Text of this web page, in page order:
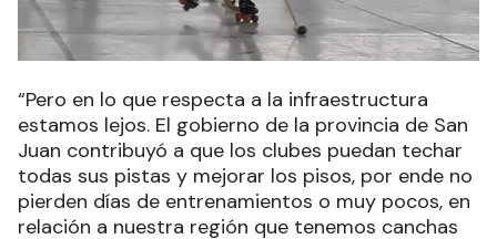
“Pero en lo que respecta a la infraestructura
estamos lejos. El gobierno de la provincia de San
Juan contribuyó a que los clubes puedan techar
todas sus pistas y mejorar los pisos, por ende no
pierden días de entrenamientos o muy pocos, en
relación a nuestra región que tenemos canchas